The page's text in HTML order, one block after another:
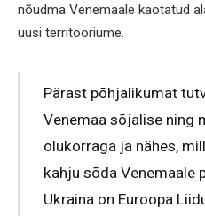
nõudma Venemaale kaotatud
uusi territooriume.
Pärast põhjalikumat
Venemaa sõjalise ning
olukorraga ja nähes,
kahju sõda Venemaale
Ukraina on Euroopa